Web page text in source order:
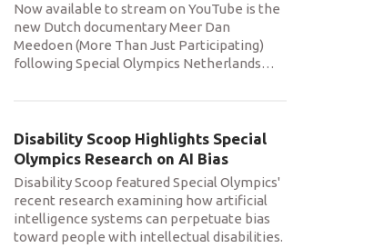
Now available to stream on YouTube is the
new Dutch documentary Meer Dan
Meedoen (More Than Just Participating)
following Special Olympics Netherlands…
Disability Scoop Highlights Special
Olympics Research on AI Bias
Disability Scoop featured Special Olympics'
recent research examining how artificial
intelligence systems can perpetuate bias
toward people with intellectual disabilities.